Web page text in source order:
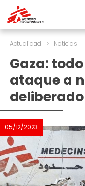
Actualidad > Noticias
Gaza:
ataque a
deliberado
05/12/2023